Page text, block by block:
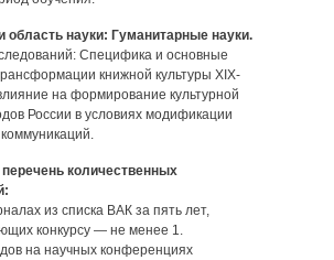
область науки: Гуманитарные науки.
Специфика и основные
книжной культуры XIX-
на формирование культурной
России в условиях модификации
количественных
из списка ВАК за пять лет,
конкурсу — не менее 1.
на научных конференциях